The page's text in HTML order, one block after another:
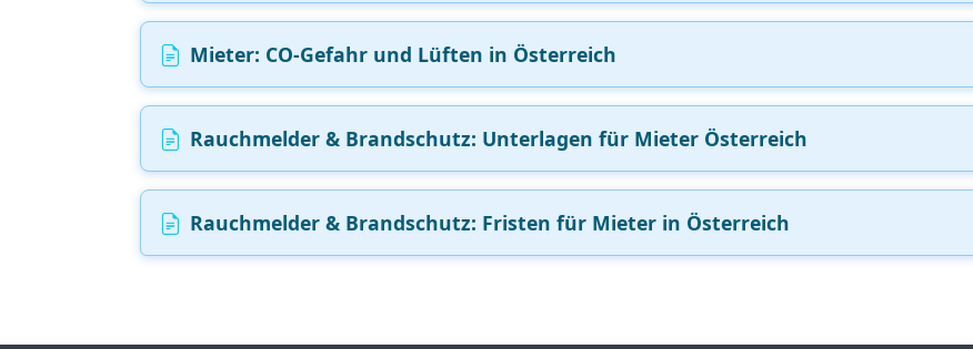
Mieter: CO-Gefahr und Lüften in Österreich
Rauchmelder & Brandschutz: Unterlagen für Mieter Österreich
Rauchmelder & Brandschutz: Fristen für Mieter in Österreich